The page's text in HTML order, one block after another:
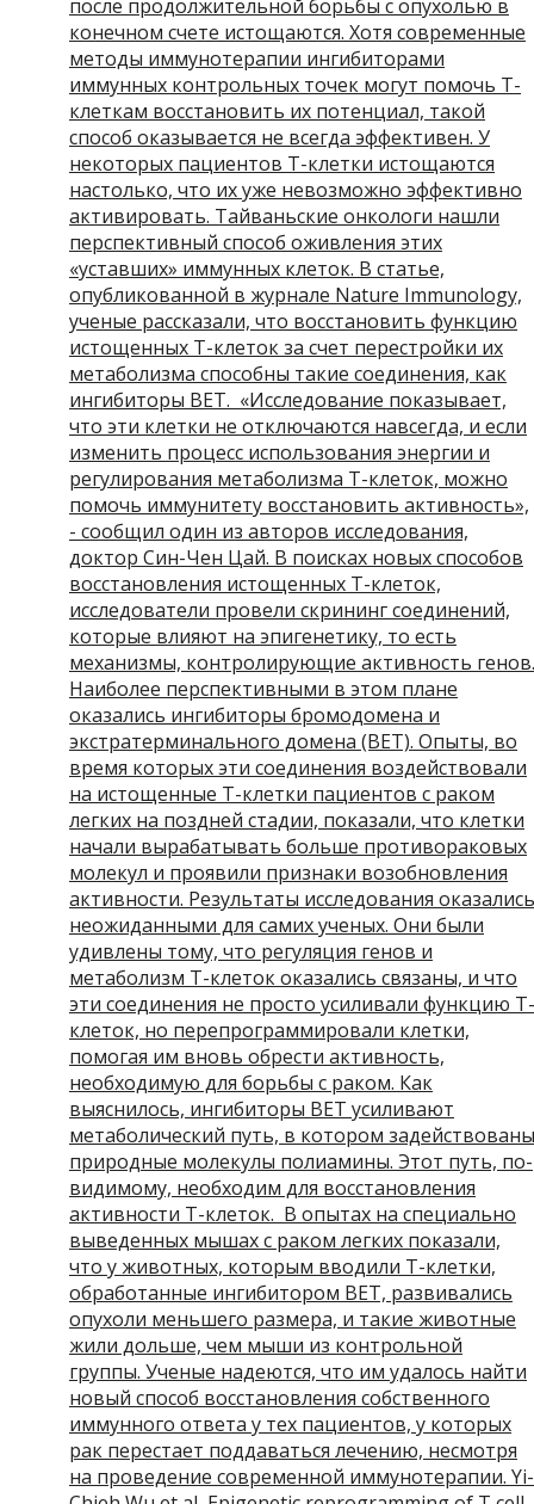
после продолжительной борьбы с опухолью в
конечном счете истощаются. Хотя современные
методы иммунотерапии ингибиторами
иммунных контрольных точек могут помочь Т-
клеткам восстановить их потенциал, такой
способ оказывается не всегда эффективен. У
некоторых пациентов Т-клетки истощаются
настолько, что их уже невозможно эффективно
активировать. Тайваньские онкологи нашли
перспективный способ оживления этих
«уставших» иммунных клеток. В статье,
опубликованной в журнале Nature Immunology,
ученые рассказали, что восстановить функцию
истощенных Т-клеток за счет перестройки их
метаболизма способны такие соединения, как
ингибиторы BET. «Исследование показывает,
что эти клетки не отключаются навсегда, и если
изменить процесс использования энергии и
регулирования метаболизма Т-клеток, можно
помочь иммунитету восстановить активность»,
- сообщил один из авторов исследования,
доктор Син-Чен Цай. В поисках новых способов
восстановления истощенных Т-клеток,
исследователи провели скрининг соединений,
которые влияют на эпигенетику, то есть
механизмы, контролирующие активность генов.
Наиболее перспективными в этом плане
оказались ингибиторы бромодомена и
экстратерминального домена (BET). Опыты, во
время которых эти соединения воздействовали
на истощенные Т-клетки пациентов с раком
легких на поздней стадии, показали, что клетки
начали вырабатывать больше противораковых
молекул и проявили признаки возобновления
активности. Результаты исследования оказались
неожиданными для самих ученых. Они были
удивлены тому, что регуляция генов и
метаболизм Т-клеток оказались связаны, и что
эти соединения не просто усиливали функцию Т-
клеток, но перепрограммировали клетки,
помогая им вновь обрести активность,
необходимую для борьбы с раком. Как
выяснилось, ингибиторы BET усиливают
метаболический путь, в котором задействованы
природные молекулы полиамины. Этот путь, по-
видимому, необходим для восстановления
активности Т-клеток. В опытах на специально
выведенных мышах с раком легких показали,
что у животных, которым вводили Т-клетки,
обработанные ингибитором BET, развивались
опухоли меньшего размера, и такие животные
жили дольше, чем мыши из контрольной
группы. Ученые надеются, что им удалось найти
новый способ восстановления собственного
иммунного ответа у тех пациентов, у которых
рак перестает поддаваться лечению, несмотря
на проведение современной иммунотерапии. Yi-